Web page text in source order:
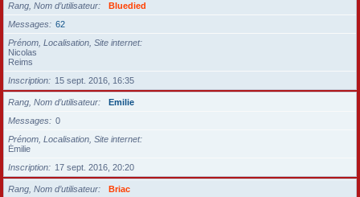
Rang, Nom d’utilisateur
Bluedied
Messages
62
Prénom, Localisation, Site internet
Nicolas
Reims
Inscription
15 sept. 2016, 16:35
Rang, Nom d’utilisateur
Emilie
Messages
0
Prénom, Localisation, Site internet
Émilie
Inscription
17 sept. 2016, 20:20
Rang, Nom d’utilisateur
Briac